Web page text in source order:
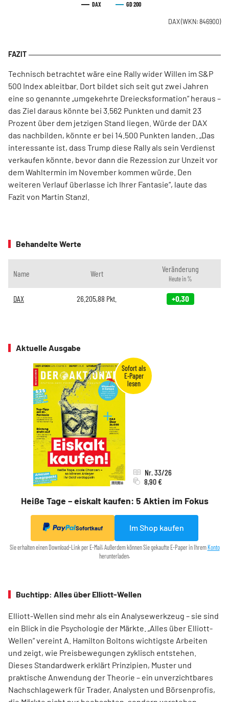
DAX GD 200
DAX(WKN: 846900)
Technisch betrachtet wäre eine Rally wider Willen im S&P
500 Index ableitbar. Dort bildet sich seit gut zwei Jahren
eine so genannte „umgekehrte Dreiecksformation“ heraus –
das Ziel daraus könnte bei 3.562 Punkten und damit 23
Prozent über dem jetzigen Stand liegen. Würde der DAX
das nachbilden, könnte er bei 14.500 Punkten landen. „Das
interessante ist, dass Trump diese Rally als sein Verdienst
verkaufen könnte, bevor dann die Rezession zur Unzeit vor
dem Wahltermin im November kommen würde. Den
weiteren Verlauf überlasse ich Ihrer Fantasie“, laute das
Fazit von Martin Stanzl.
Behandelte Werte
Name Wert Veränderung
Heute in %
DAX 26.205,88 Pkt. +0,30
Aktuelle Ausgabe
Heiße Tage – eiskalt kaufen: 5 Aktien im Fokus
Nr. 33/26
8,90 €
Sofortkauf Im Shop kaufen
Sie erhalten einen Download-Link per E-Mail. Außerdem können Sie gekaufte E-Paper in IhremKonto
herunterladen.
Buchtipp: Alles über Elliott-Wellen
Elliott-Wellen sind mehr als ein Analysewerkzeug – sie sind
ein Blick in die Psychologie der Märkte. „Alles über Elliott-
Wellen“ vereint A. Hamilton Boltons wichtigste Arbeiten
und zeigt, wie Preisbewegungen zyklisch entstehen.
Dieses Standardwerk erklärt Prinzipien, Muster und
praktische Anwendung der Theorie – ein unverzichtbares
Nachschlagewerk für Trader, Analysten und Börsenprofis,